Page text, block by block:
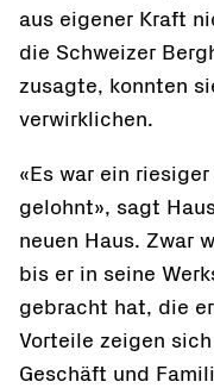
aus eigener Kraft
die Schweizer
zusagte, konnten
verwirklichen.
«Es war ein
gelohnt», sagt
neuen Haus. Zwar
bis er in seine
gebracht hat, die
Vorteile zeigen
Geschäft und